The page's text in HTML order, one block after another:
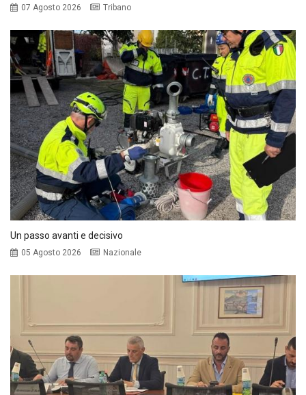
07 Agosto 2026 Tribano
Un passo avanti e decisivo
05 Agosto 2026 Nazionale